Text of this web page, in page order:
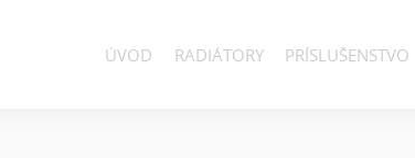
ÚVOD RADIÁTORY PRÍSLUŠENSTVO